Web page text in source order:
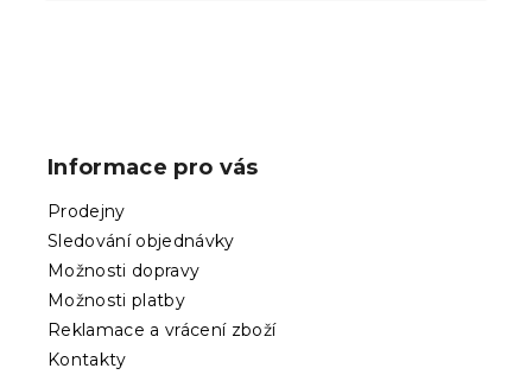
Informace pro vás
Prodejny
Sledování objednávky
Možnosti dopravy
Možnosti platby
Reklamace a vrácení zboží
Kontakty